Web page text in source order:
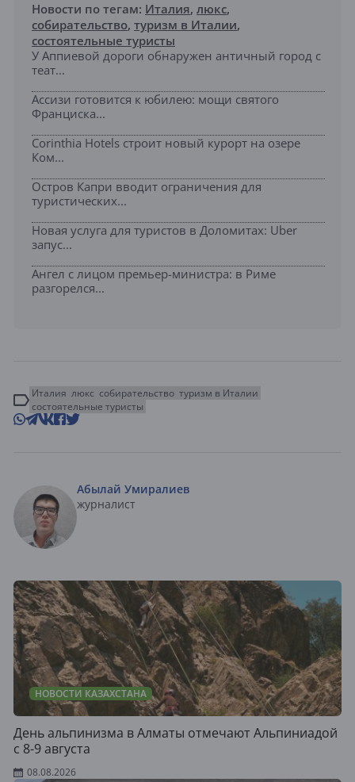
Новости по тегам: Италия, люкс,
собирательство, туризм в Италии,
состоятельные туристы
У Аппиевой дороги обнаружен античный город с
теат...
Ассизи готовится к юбилею: мощи святого
Франциска...
Corinthia Hotels строит новый курорт на озере
Ком...
Остров Капри вводит ограничения для
туристических...
Новая услуга для туристов в Доломитах: Uber
запус...
Ангел с лицом премьер-министра: в Риме
разгорелся...
Италия люкс собирательство туризм в Италии
состоятельные туристы
Абылай Умиралиев
журналист
НОВОСТИ КАЗАХСТАНА
День альпинизма в Алматы отмечают Альпиниадой
с 8-9 августа
08.08.2026